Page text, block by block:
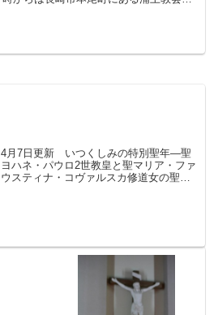
4月7日更新 いつくしみの特別聖年―聖
ヨハネ・パウロ2世教皇と聖マリア・ファ
ウスティナ・コヴァルスカ修道女の聖遺